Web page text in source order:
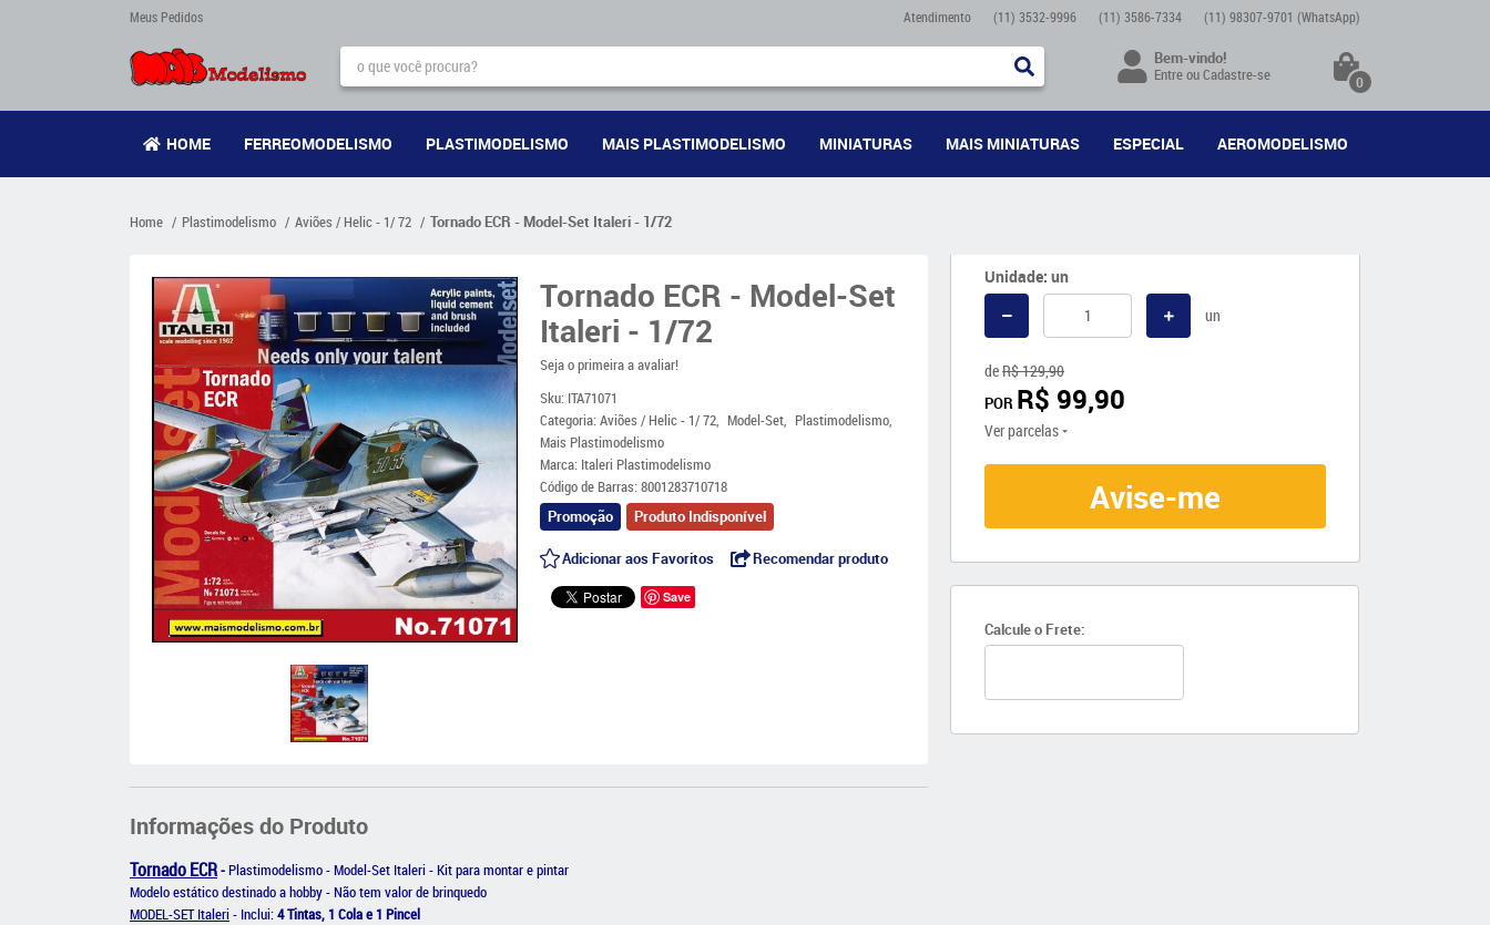
Meus Pedidos Atendimento (11) 3532-9996 (11) 3586-7334 (11) 98307-9701 (WhatsApp)
Bem-vindo!
EntreouCadastre-se 0
HOME FERREOMODELISMO PLASTIMODELISMO MAIS PLASTIMODELISMO MINIATURAS MAIS MINIATURAS ESPECIAL AEROMODELISMO
Home Plastimodelismo Aviões / Helic - 1/ 72 Tornado ECR - Model-Set Italeri - 1/72
Tornado ECR - Model-Set
Italeri - 1/72
Seja o primeira a avaliar!
Sku: ITA71071
Categoria:Aviões / Helic - 1/ 72 Model-Set
Plastimodelismo
Mais Plastimodelismo
Marca: Italeri Plastimodelismo
Código de Barras:8001283710718
Promoção
Produto Indisponível
Adicionar aos Favoritos Recomendar produto
Save
Unidade: un
un
deR$ 129,90
POR R$ 99,90
Ver parcelas
Avise-me
Calcule o Frete:
Informações do Produto
Tornado ECR-Plastimodelismo - Model-Set Italeri - Kit para montar e pintar
Modelo estático destinado a hobby - Não tem valor de brinquedo
MODEL-SET Italeri- Inclui:4 Tintas, 1 Cola e 1 Pincel